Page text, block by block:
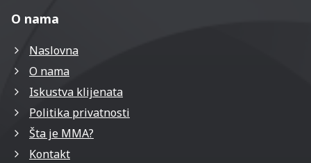
O nama
Naslovna
O nama
Iskustva klijenata
Politika privatnosti
Šta je MMA?
Kontakt